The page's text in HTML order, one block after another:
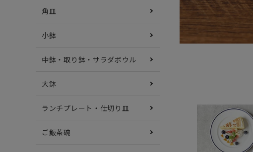
角皿
小鉢
中鉢・取り鉢・サラダボウル
大鉢
ランチプレート・仕切り皿
ご飯茶碗